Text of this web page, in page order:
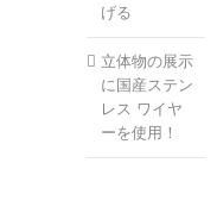
げる
立体物の展示
に国産ステン
レス ワイヤ
ーを使用！